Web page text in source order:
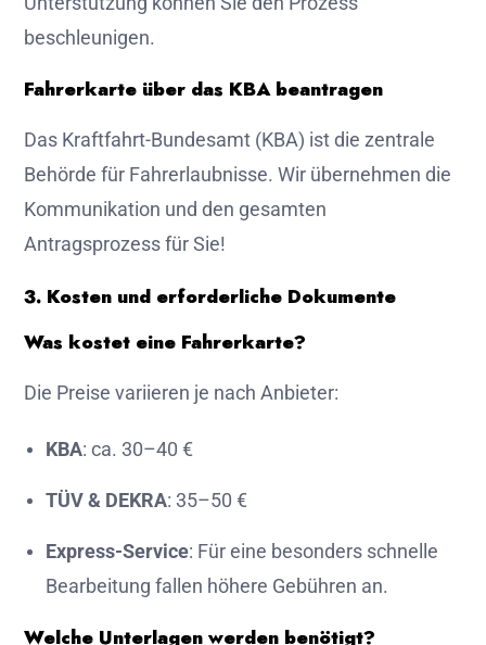
beschleunigen.
Fahrerkarte über das KBA beantragen
Das Kraftfahrt-Bundesamt (KBA) ist die zentrale
Behörde für Fahrerlaubnisse. Wir übernehmen die
Kommunikation und den gesamten
Antragsprozess für Sie!
3. Kosten und erforderliche Dokumente
Was kostet eine Fahrerkarte?
Die Preise variieren je nach Anbieter:
KBA: ca. 30–40 €
TÜV & DEKRA: 35–50 €
Express-Service: Für eine besonders schnelle
Bearbeitung fallen höhere Gebühren an.
Welche Unterlagen werden benötigt?